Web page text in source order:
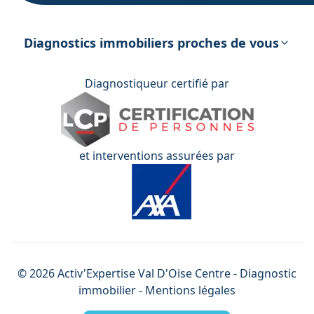
énergétique
Diagnostics immobiliers proches de vous
Diagnostiqueur certifié par
et interventions assurées par
©2026Activ'ExpertiseVal D'Oise Centre- Diagnostic
immobilier - Mentions légales